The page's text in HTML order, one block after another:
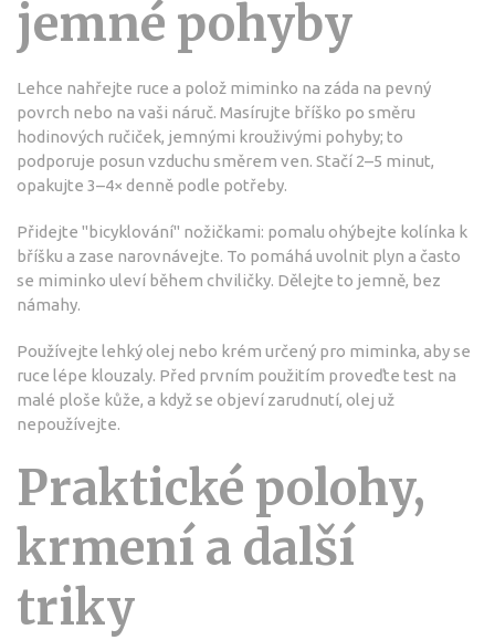
jemné pohyby
Lehce nahřejte ruce a polož miminko na záda na pevný
povrch nebo na vaši náruč. Masírujte bříško po směru
hodinových ručiček, jemnými krouživými pohyby; to
podporuje posun vzduchu směrem ven. Stačí 2–5 minut,
opakujte 3–4× denně podle potřeby.
Přidejte "bicyklování" nožičkami: pomalu ohýbejte kolínka k
bříšku a zase narovnávejte. To pomáhá uvolnit plyn a často
se miminko uleví během chviličky. Dělejte to jemně, bez
námahy.
Používejte lehký olej nebo krém určený pro miminka, aby se
ruce lépe klouzaly. Před prvním použitím proveďte test na
malé ploše kůže, a když se objeví zarudnutí, olej už
nepoužívejte.
Praktické polohy,
krmení a další
triky